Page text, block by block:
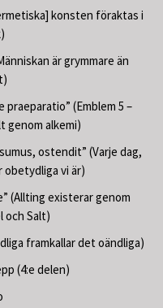
konsten föraktas i
är grymmare än
praeparatio” (Emblem 5 –
genom alkemi)
ostendit” (Varje dag,
obetydliga vi är)
(Allting existerar genom
och Salt)
framkallar det oändliga)
(4:e delen)